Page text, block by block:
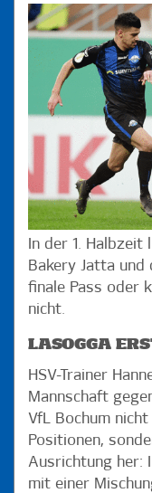
In der 1. Halbzeit
Bakery Jatta und
finale Pass oder
nicht.
LASOGGA
HSV-Trainer
Mannschaft
VfL Bochum
Positionen,
Ausrichtung her:
mit einer